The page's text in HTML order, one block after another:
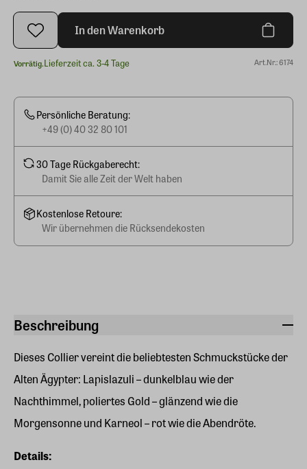
Beschreibung
Dieses Collier vereint die beliebtesten Schmuckstücke der
Alten Ägypter: Lapislazuli – dunkelblau wie der
Nachthimmel, poliertes Gold – glänzend wie die
Morgensonne und Karneol – rot wie die Abendröte.
Details:
In den Warenkorb
Vorrätig.Lieferzeit ca. 3-4 Tage Art.Nr.: 6174
Persönliche Beratung:
+49 (0) 40 32 80 101
30 Tage Rückgaberecht:
Damit Sie alle Zeit der Welt haben
Kostenlose Retoure:
Wir übernehmen die Rücksendekosten